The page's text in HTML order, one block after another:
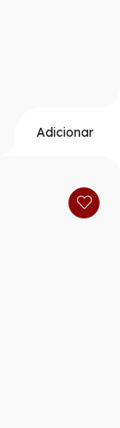
Adicionar